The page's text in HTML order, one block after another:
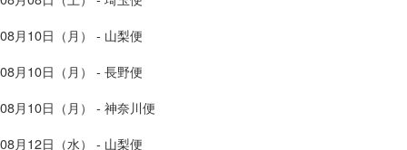
08月10日（月） - 山梨便
08月10日（月） - 長野便
08月10日（月） - 神奈川便
08月12日（水） - 山梨便